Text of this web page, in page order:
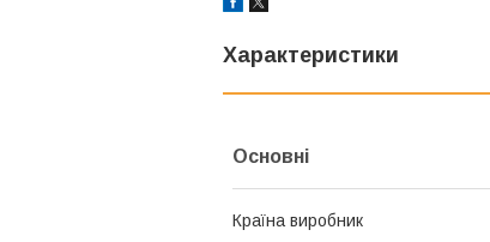
Характеристики
Основні
Країна виробник